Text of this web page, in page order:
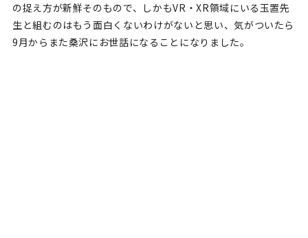
の捉え方が新鮮そのもので、しかもVR・XR領域にいる玉置先
生と組むのはもう面白くないわけがないと思い、気がついたら
9月からまた桑沢にお世話になることになりました。